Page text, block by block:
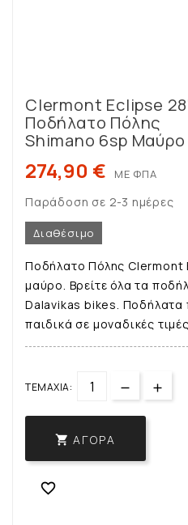
Clermont Eclipse
Ποδήλατο Πόλης
Shimano 6sp Μαύρο
274,90 € ΜΕ ΦΠΑ
Παράδοση σε 2-3 ημέρες
Διαθέσιμο
Ποδήλατο Πόλης Clermont
μαύρο. Βρείτε όλα τα
Dalavikas bikes.
παιδικά σε μοναδικές
ΤΕΜΆΧΙΑ:
 ΑΓΟΡΆ
